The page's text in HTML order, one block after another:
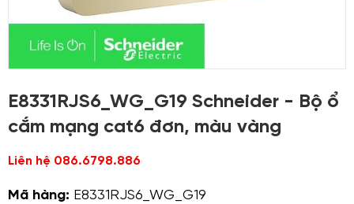
E8331RJS6_WG_G19 Schneider - Bộ ổ
cắm mạng cat6 đơn, màu vàng
Liên hệ 086.6798.886
Mã hàng: E8331RJS6_WG_G19